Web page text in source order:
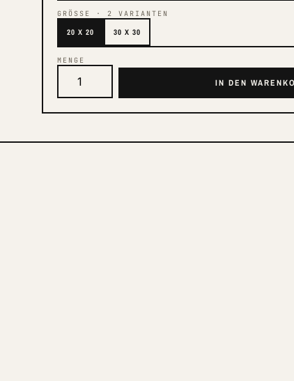
GRÖSSE ·2 VARIANTEN
20 X 20 30 X 30
MENGE
IN DEN